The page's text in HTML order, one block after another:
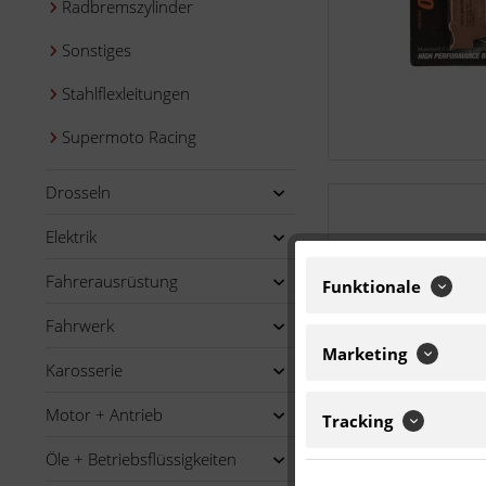
Radbremszylinder
Sonstiges
Stahlflexleitungen
Supermoto Racing
Drosseln
Elektrik
Fahrerausrüstung
Fahrwerk
Karosserie
Motor + Antrieb
Öle + Betriebsflüssigkeiten
Funktionale
Marketing
Tracking